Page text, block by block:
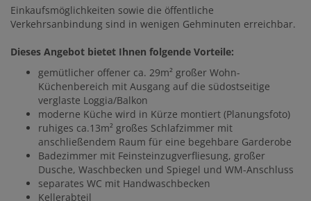
Einkaufsmöglichkeiten sowie die öffentliche
Verkehrsanbindung sind in wenigen Gehminuten erreichbar.
Dieses Angebot bietet Ihnen folgende Vorteile:
gemütlicher offener ca. 29m² großer Wohn-
Küchenbereich mit Ausgang auf die südostseitige
verglaste Loggia/Balkon
moderne Küche wird in Kürze montiert (Planungsfoto)
ruhiges ca.13m² großes Schlafzimmer mit
anschließendem Raum für eine begehbare Garderobe
Badezimmer mit Feinsteinzugverfliesung, großer
Dusche, Waschbecken und Spiegel und WM-Anschluss
separates WC mit Handwaschbecken
Kellerabteil